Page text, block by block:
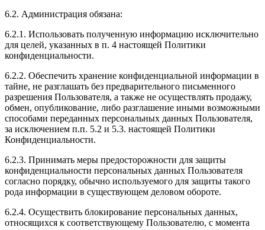
6.2. Администрация обязана:
6.2.1. Использовать полученную информацию исключительно
для целей, указанных в п. 4 настоящей Политики
конфиденциальности.
6.2.2. Обеспечить хранение конфиденциальной информации в
тайне, не разглашать без предварительного письменного
разрешения Пользователя, а также не осуществлять продажу,
обмен, опубликование, либо разглашение иными возможными
способами переданных персональных данных Пользователя,
за исключением п.п. 5.2 и 5.3. настоящей Политики
Конфиденциальности.
6.2.3. Принимать меры предосторожности для защиты
конфиденциальности персональных данных Пользователя
согласно порядку, обычно используемого для защиты такого
рода информации в существующем деловом обороте.
6.2.4. Осуществить блокирование персональных данных,
относящихся к соответствующему Пользователю, с момента